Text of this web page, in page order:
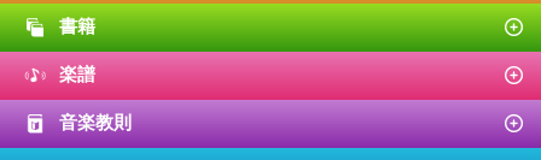
書籍
楽譜
音楽教則